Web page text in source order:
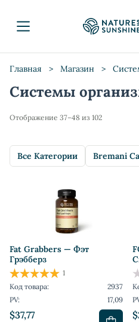
Главная > Магазин >
Системы
Отображение 37–48 из 102
Все Категории Bremani
Fat Grabbers — Фэт
Грэбберз
$37,77
1
Код товара:
2937
PV:
17,09